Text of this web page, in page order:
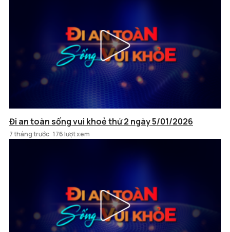
Đi an toàn sống vui khoẻ thứ 2 ngày 5/01/2026
7 tháng trước 176 lượt xem